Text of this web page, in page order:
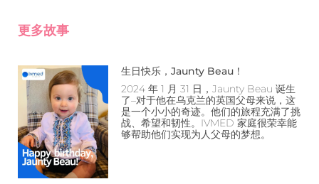
更多故事
生日快乐，Jaunty Beau！
2024 年 1 月 31 日，Jaunty Beau 诞生
了–对于他在乌克兰的英国父母来说，这
是一个小小的奇迹。他们的旅程充满了挑
战、希望和韧性。IVMED 家庭很荣幸能
够帮助他们实现为人父母的梦想。